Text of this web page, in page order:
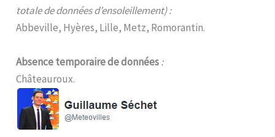
totale de données d’ensoleillement) :
Abbeville, Hyères, Lille, Metz, Romorantin.
Absence temporaire de données:
Châteauroux.